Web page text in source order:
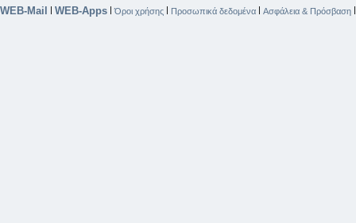
WEB-Mail | WEB-Apps |Όροι χρήσης | Προσωπικά δεδομένα | Ασφάλεια & Πρόσβαση